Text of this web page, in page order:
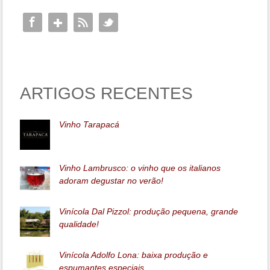
ARTIGOS RECENTES
Vinho Tarapacá
Vinho Lambrusco: o vinho que os italianos
adoram degustar no verão!
Vinícola Dal Pizzol: produção pequena, grande
qualidade!
Vinícola Adolfo Lona: baixa produção e
espumantes especiais